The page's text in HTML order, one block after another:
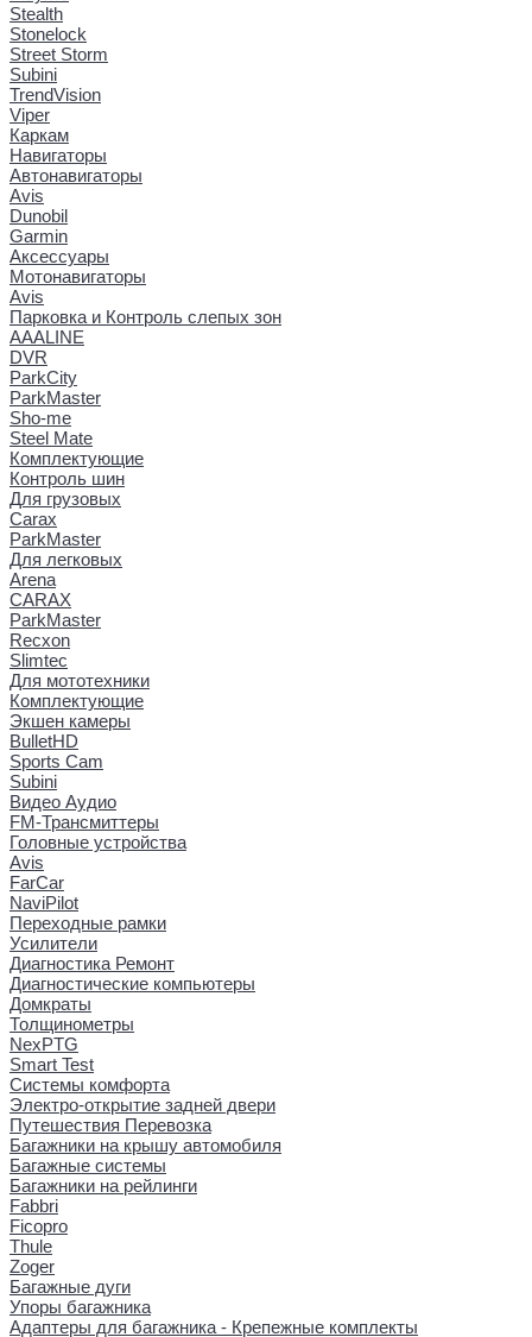
Stealth
Stonelock
Street Storm
Subini
TrendVision
Viper
Каркам
Навигаторы
Автонавигаторы
Avis
Dunobil
Garmin
Аксессуары
Мотонавигаторы
Avis
Парковка и Контроль слепых зон
AAALINE
DVR
ParkCity
ParkMaster
Sho-me
Steel Mate
Комплектующие
Контроль шин
Для грузовых
Carax
ParkMaster
Для легковых
Arena
CARAX
ParkMaster
Recxon
Slimtec
Для мототехники
Комплектующие
Экшен камеры
BulletHD
Sports Cam
Subini
Видео Аудио
FM-Трансмиттеры
Головные устройства
Avis
FarCar
NaviPilot
Переходные рамки
Усилители
Диагностика Ремонт
Диагностические компьютеры
Домкраты
Толщинометры
NexPTG
Smart Test
Системы комфорта
Электро-открытие задней двери
Путешествия Перевозка
Багажники на крышу автомобиля
Багажные системы
Багажники на рейлинги
Fabbri
Ficopro
Thule
Zoger
Багажные дуги
Упоры багажника
Адаптеры для багажника - Крепежные комплекты